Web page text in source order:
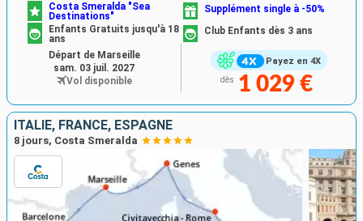
Payez en 4X
Costa Smeralda "Sea
Destinations"
Supplément single à -50%
Enfants Gratuits jusqu'à 18
ans
Club Enfants dès 3 ans
dès 1 029 €
Départ de Marseille
sam. 03 juil. 2027
Vol disponible
ITALIE, FRANCE, ESPAGNE
8 jours, Costa Smeralda